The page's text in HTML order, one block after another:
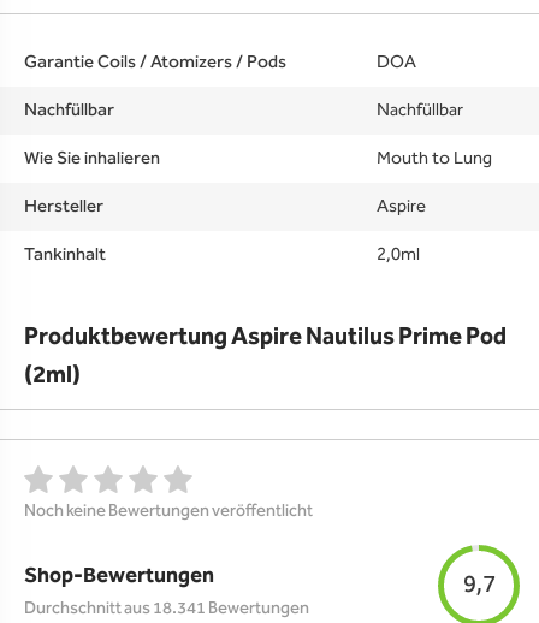
Garantie Coils / Atomizers / Pods
DOA
Nachfüllbar
Nachfüllbar
Wie Sie inhalieren
Mouth to Lung
Hersteller
Aspire
Tankinhalt
2,0ml
Produktbewertung Aspire Nautilus Prime Pod
(2ml)
Noch keine Bewertungen veröffentlicht
Shop-Bewertungen
Durchschnitt aus 18.341 Bewertungen
9,7